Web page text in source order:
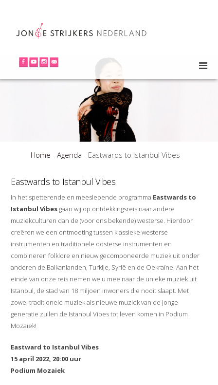
Home - Agenda - Eastwards to Istanbul Vibes
Eastwards to Istanbul Vibes
In het spetterende en meeslepende programma Eastwards to
Istanbul Vibes gaan wij op ontdekkingsreis naar andere
muziekculturen dan de (voor ons bekende) westerse. Hierdoor
creëren we een ontmoeting tussen klassieke westerse
instrumenten en traditionele oosterse instrumenten en
combineren folklore en nieuw gecomponeerde muziek uit onder
anderen de Balkanlanden, Turkije, Syrië en de Oekraïne. Aan het
einde van onze reis nemen we u mee naar de unieke muziek uit
Istanbul, de stad van 18 miljoen inwoners die nooit slaapt. Met
zowel traditionele muziek als nieuwe muziek van de jonge
generatie zullen de Istanbul Vibes tot leven komen in Podium
Mozaïek!
Eastward to Istanbul Vibes
15 april 2022, 20:00 uur
Podium Mozaiek